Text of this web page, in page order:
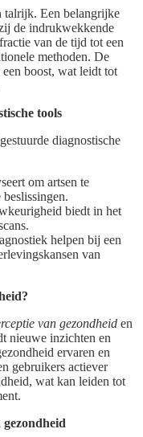
talrijk. Een belangrijke
de indrukwekkende
van de tijd tot een
methoden. De
boost, wat leidt tot
tools
diagnostische
om artsen te
biedt in het
helpen bij een
van
van gezondheid en
nieuwe inzichten en
ervaren en
gebruikers actiever
wat kan leiden tot